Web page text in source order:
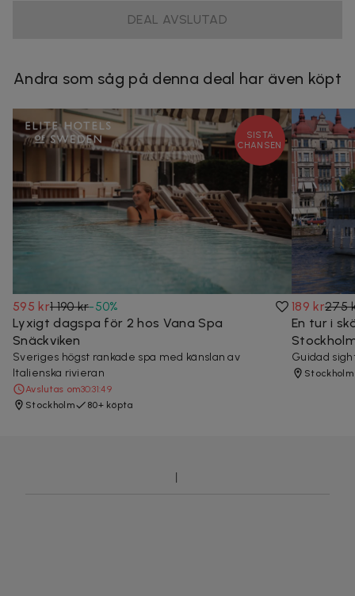
DEAL AVSLUTAD
Andra som såg på denna deal har även köpt
SISTA
CHANSEN
595 kr1 190 kr-50%
Lyxigt dagspa för 2 hos Vana Spa
Snäckviken
Sveriges högst rankade spa med känslan av
Italienska rivieran
Avslutas om30:31:48
Stockholm
80+ köpta
189 kr275
En tur i
Guidad
Stockholm